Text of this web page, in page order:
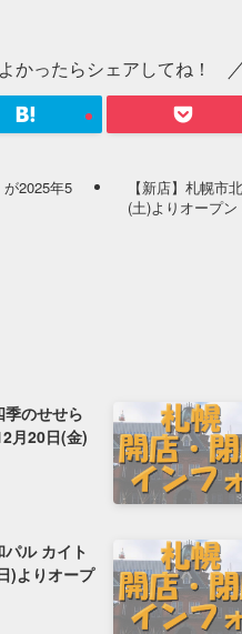
よかったらシェアしてね！
が2025年5
【新店】札幌市
(土)よりオープン
季のせせら
月20日(金)
パル カイト
)よりオープ